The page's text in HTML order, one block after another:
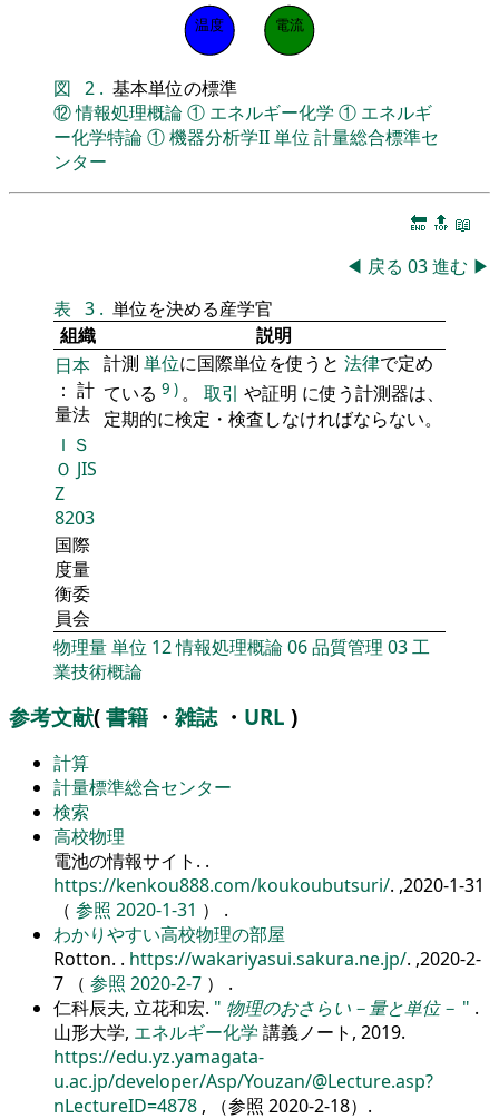
電流
温度
図 2 . 基本単位の標準
⑫情報処理概論① エネルギー化学 ① エネルギ
ー化学特論①機器分析学II単位 計量総合標準セ
ンター
🔚 🔝 📖
◀ 戻る 03進む ▶
表 3 . 単位を決める産学官
組織
説明
日本
： 計
量法
計測 単位に国際単位を使うと 法律で定め
ている 9 ) 。 取引 や証明 に使う計測器は、
定期的に検定・検査しなければならない。
ＩＳ
Ｏ JIS
Z
8203
国際
度量
衡委
員会
物理量単位 12情報処理概論06品質管理 03工
業技術概論
参考文献( 書籍 ・ 雑誌・ URL )
計算
計量標準総合センター
検索
高校物理
電池の情報サイト. .
https://kenkou888.com/koukoubutsuri/. ,2020-1-31
（ 参照 2020-1-31 ） .
わかりやすい高校物理の部屋
Rotton. . https://wakariyasui.sakura.ne.jp/. ,2020-2-
7 （ 参照 2020-2-7 ） .
仁科辰夫, 立花和宏.
物理のおさらい－量と単位－
.
山形大学, エネルギー化学 講義ノート, 2019.
https://edu.yz.yamagata-
u.ac.jp/developer/Asp/Youzan/@Lecture.asp?
nLectureID=4878 , （参照 2020-2-18）.